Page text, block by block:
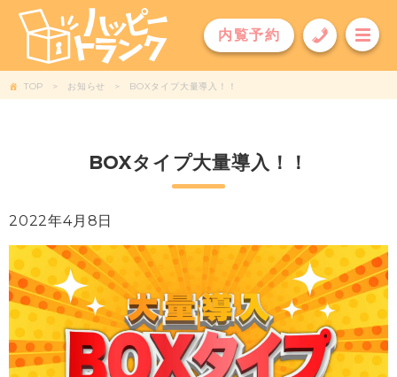
内覧予約
TOP お知らせ BOXタイプ大量導入！！
BOXタイプ大量導入！！
2022年4月8日